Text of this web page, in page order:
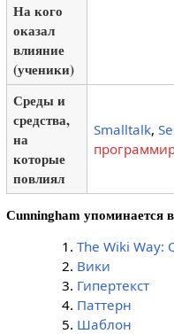
На кого
оказал
влияние
(ученики)
Среды и
средства,
на
которые
повлиял
Smalltalk,
Cunningham упоминается
The Wiki Way:
Вики
Гипертекст
Паттерн
Шаблон